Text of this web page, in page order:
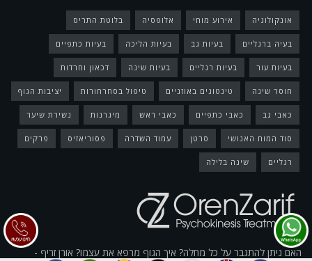
אונקולוגיה אירוע מוחי אלופסיה בלוטת התריס
בעיה ברגליים בעיות גב בעיות הליכה בעיות כתפיים
בעיות עור בעיות רגליים בעיות שינה דכאון וחרדות
חוסר שינה טינטונים באוזניים טיפול בסחרחורות יציבות הגוף
כאבי גב כאבי כתפיים כאבי ראש מיגרנות נשירת שיער
סוד המוח האנושי סרטן עמוד השדרה פסוריאזיס פרקים
רגליים שינה בלילה
האם ניתן להתגבר על כל מחלה? איך הגוף מרפא את עצמו? אורן זריף -